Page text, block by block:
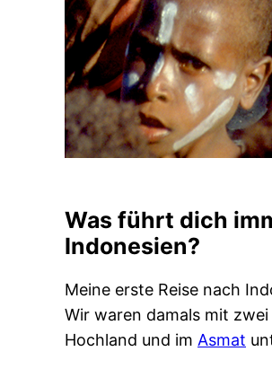
Was führt dich
Indonesien?
Meine erste Reise nach
Wir waren damals mit
Hochland und im Asmat